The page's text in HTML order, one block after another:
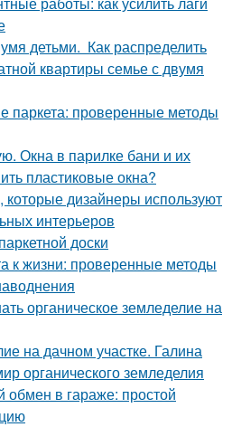
детьми. Как распределить
квартиры семье с двумя
паркета: проверенные методы
Окна в парилке бани и их
пластиковые окна?
которые дизайнеры используют
интерьеров
доски
к жизни: проверенные методы
органическое земледелие на
на дачном участке. Галина
органического земледелия
в гараже: простой